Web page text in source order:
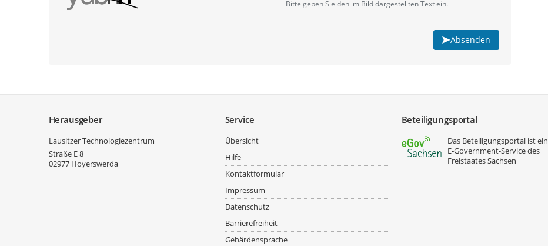
Pflichtangabe
Bitte geben Sie den im Bild dargestellten Text ein.
Absenden
Herausgeber
Lausitzer Technologiezentrum
Straße E 8
02977 Hoyerswerda
Service
Übersicht
Hilfe
Kontaktformular
Impressum
Datenschutz
Barrierefreiheit
Gebärdensprache
Beteiligungsportal
Das Beteiligungsportal ist ein
E‑Government-Service des
Freistaates Sachsen